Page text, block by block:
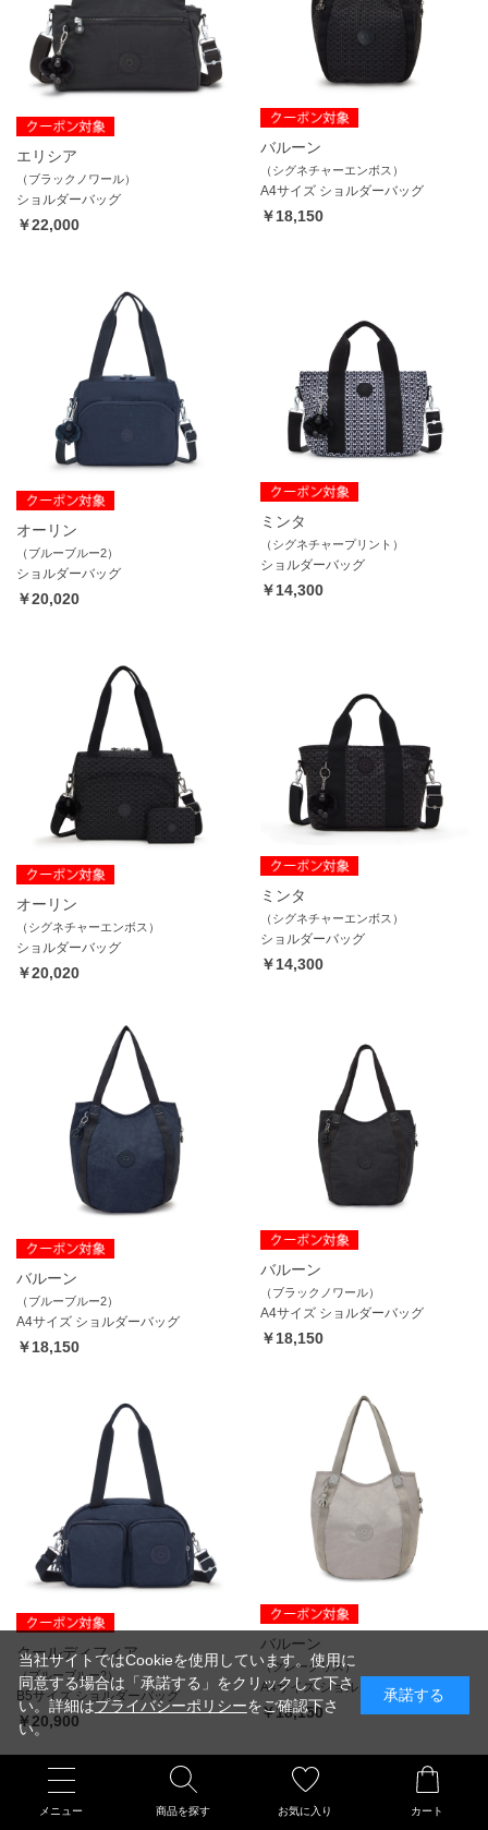
メニュー 商品を探す お気に入り カート
エリシア
（ブラックノワール）
ショルダーバッグ
￥22,000
バルーン
（シグネチャーエンボス）
A4サイズ ショルダーバッグ
￥18,150
オーリン
（ブルーブルー2）
ショルダーバッグ
￥20,020
ミンタ
（シグネチャープリント）
ショルダーバッグ
￥14,300
オーリン
（シグネチャーエンボス）
ショルダーバッグ
￥20,020
ミンタ
（シグネチャーエンボス）
ショルダーバッグ
￥14,300
バルーン
（ブルーブルー2）
A4サイズ ショルダーバッグ
￥18,150
バルーン
（ブラックノワール）
A4サイズ ショルダーバッグ
￥18,150
クールディフィア
（ブルーブルー2）
B5サイズ ショルダーバッグ
￥20,900
バルーン
（グレーグリス）
A4サイズ ショルダーバッグ
￥18,150
当社サイトではCookieを使用しています。使用に
同意する場合は「承諾する」をクリックして下さ
い。詳細はプライバシーポリシーをご確認下さ
い。
承諾する